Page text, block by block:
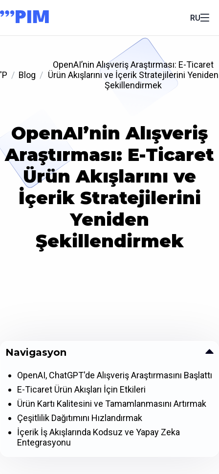
RU
'P Blog
OpenAI’nin Alışveriş Araştırması: E-Ticaret
Ürün Akışlarını ve İçerik Stratejilerini Yeniden
Şekillendirmek
OpenAI’nin Alışveriş
Araştırması: E-Ticaret
Ürün Akışlarını ve
İçerik Stratejilerini
Yeniden
Şekillendirmek
Navigasyon
OpenAI, ChatGPT'de Alışveriş Araştırmasını Başlattı
E-Ticaret Ürün Akışları İçin Etkileri
Ürün Kartı Kalitesini ve Tamamlanmasını Artırmak
Çeşitlilik Dağıtımını Hızlandırmak
İçerik İş Akışlarında Kodsuz ve Yapay Zeka
Entegrasyonu